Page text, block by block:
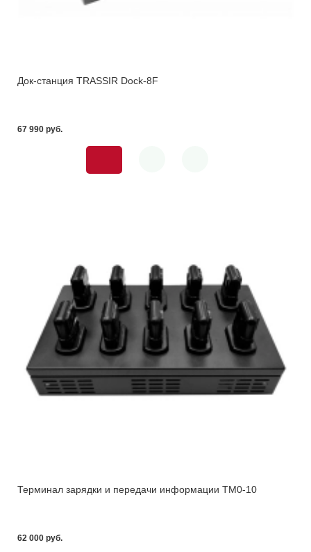
Док-станция TRASSIR Dock-8F
67 990 pуб.
Терминал зарядки и передачи информации ТМ0-10
62 000 pуб.